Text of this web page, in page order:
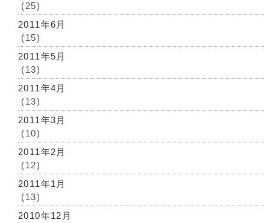
(25)
2011年6月
(15)
2011年5月
(13)
2011年4月
(13)
2011年3月
(10)
2011年2月
(12)
2011年1月
(13)
2010年12月